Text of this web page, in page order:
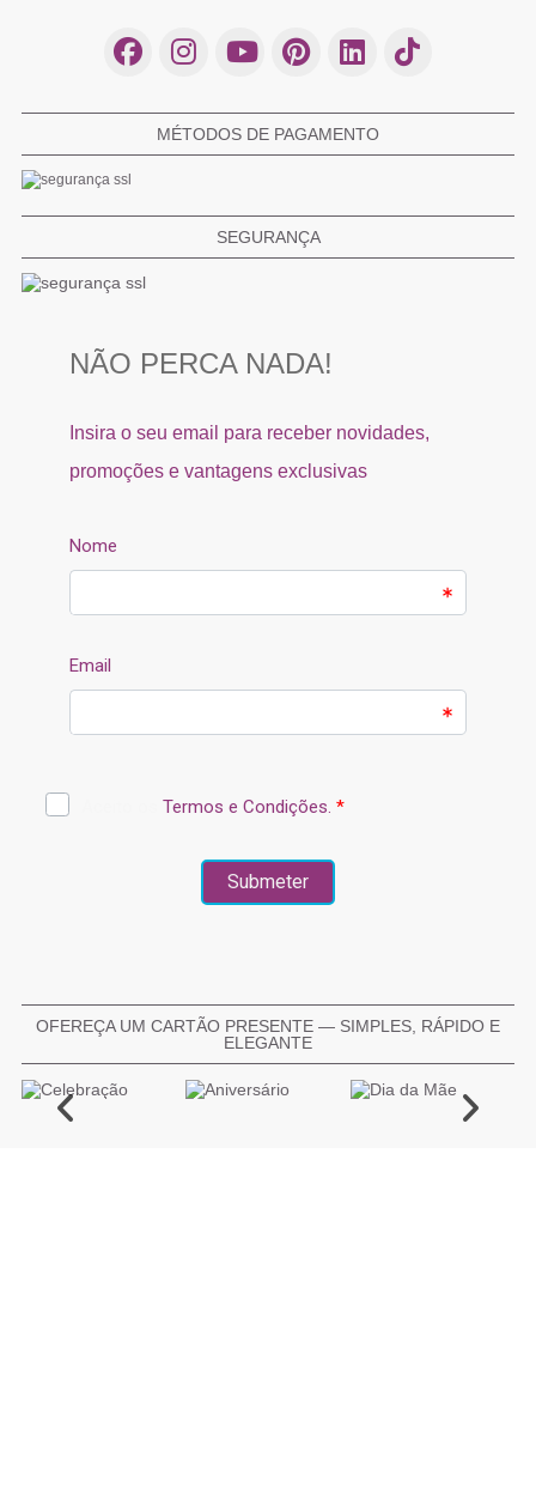
MÉTODOS DE PAGAMENTO
SEGURANÇA
OFEREÇA UM CARTÃO PRESENTE — SIMPLES, RÁPIDO E
ELEGANTE